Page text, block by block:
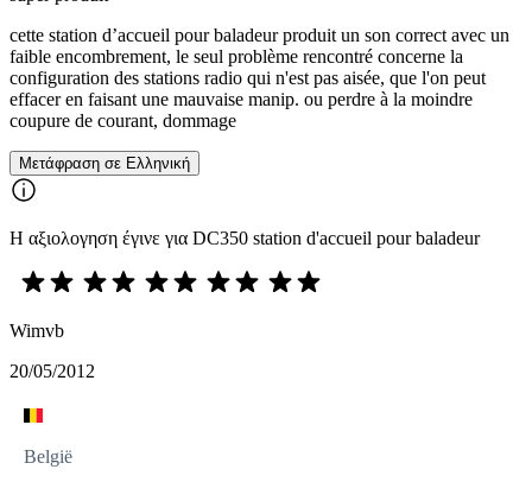
cette station d’accueil pour baladeur produit un son correct avec un
faible encombrement, le seul problème rencontré concerne la
configuration des stations radio qui n'est pas aisée, que l'on peut
effacer en faisant une mauvaise manip. ou perdre à la moindre
coupure de courant, dommage
Μετάφραση σε Ελληνική
Η αξιολογηση έγινε για DC350 station d'accueil pour baladeur
Wimvb
20/05/2012
België